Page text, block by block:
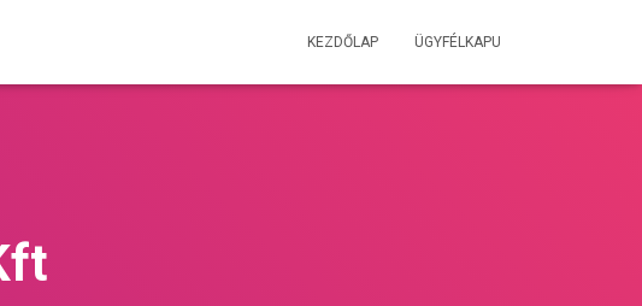
KEZDŐLAP ÜGYFÉLKAPU